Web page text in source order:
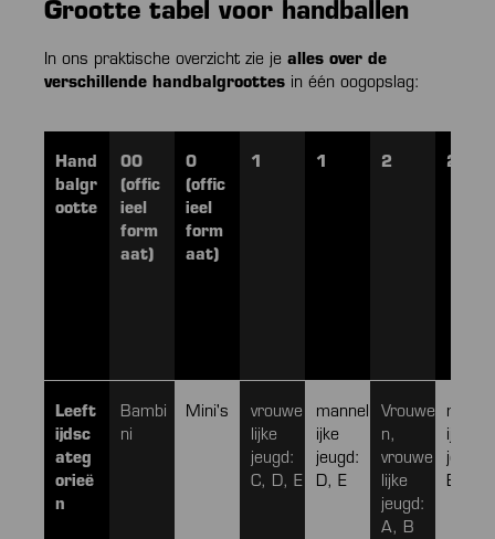
Grootte tabel voor handballen
In ons praktische overzicht zie je alles over de
verschillende handbalgroottes in één oogopslag:
Hand
balgr
ootte
Leeft
ijdsc
ateg
orieë
n
00
(offic
ieel
form
aat)
Bambi
ni
0
(offic
ieel
form
aat)
Mini's
1
vrouwe
lijke
jeugd:
C, D, E
1
mannel
ijke
jeugd:
D, E
2
Vrouwe
n,
vrouwe
lijke
jeugd:
A, B
2
ijke
jeugd:
B, C